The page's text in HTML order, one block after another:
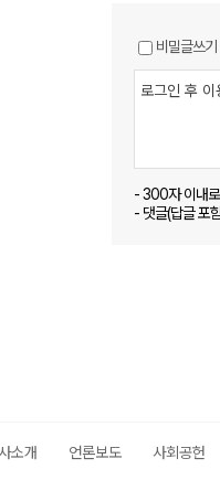
비밀글쓰기
- 300자 이내
- 댓글(답글 포
소개 언론보도 사회공헌